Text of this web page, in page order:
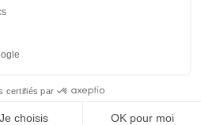
certifiés par
Je choisis OK pour moi